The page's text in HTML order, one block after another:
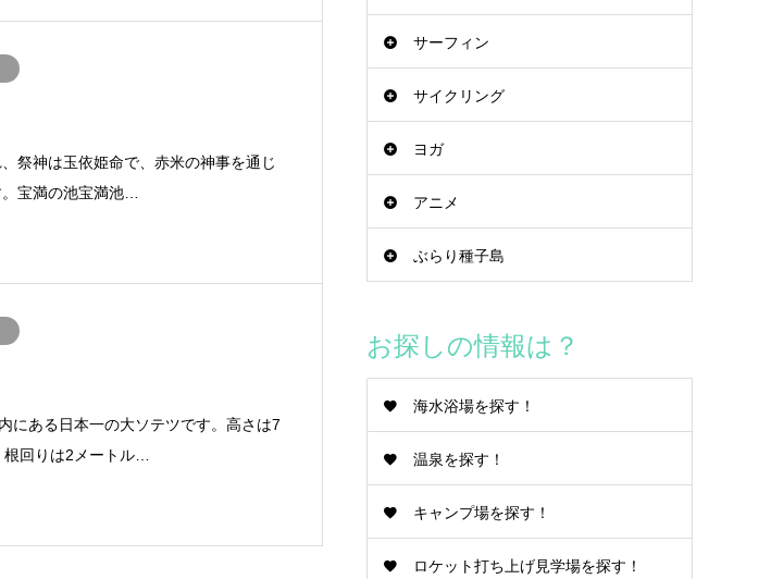
祭神は玉依姫命で、赤米の神事を通じ
宝満の池宝満池…
にある日本一の大ソテツです。高さは7
回りは2メートル…
サーフィン
サイクリング
ヨガ
アニメ
ぶらり種子島
お探しの情報は？
海水浴場を探す！
温泉を探す！
キャンプ場を探す！
ロケット打ち上げ見学場を探す！